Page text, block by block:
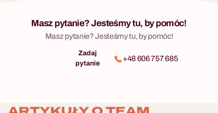
Masz pytanie? Jesteśmy tu, by pomóc!
Masz pytanie? Jesteśmy tu, by pomóc!
Zadaj
pytanie
+48 606 757 685